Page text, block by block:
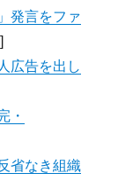
発言をファ
広告を出し
・
省なき組織